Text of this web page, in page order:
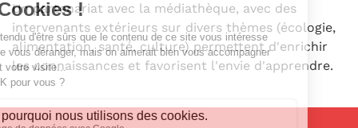
Un partenariat avec la médiathèque, avec des
intervenants extérieurs sur divers thèmes (écologie,
alimentation, santé, culture) permettent d'enrichir
les connaissances et favorisent l'envie d'apprendre.